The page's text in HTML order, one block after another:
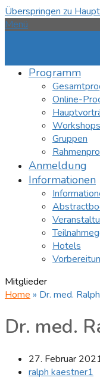
Überspringen zu
Menü
Programm
Online-
Workshops
Gruppen
Anmeldung
Informationen
Hotels
Mitglieder
Home » Dr. med.
Dr. med.
27. Februar
ralph kaestner1